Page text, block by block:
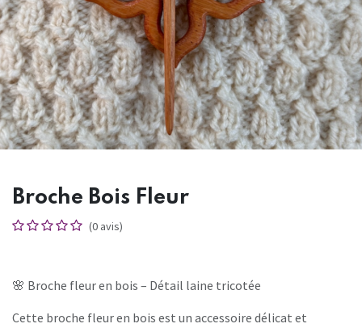
Broche Bois Fleur
(0 avis)
🌸 Broche fleur en bois – Détail laine tricotée
Cette broche fleur en bois est un accessoire délicat et